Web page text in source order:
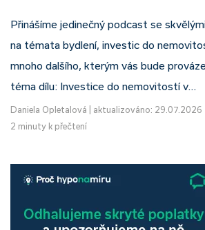
Přinášíme jedinečný podcast se
na témata bydlení, investic do
mnoho dalšího, kterým vás bude
téma dílu: Investice do nemovitostí v…
Daniela Opletalová
aktualizováno: 29.07.2026
2 minuty k přečtení